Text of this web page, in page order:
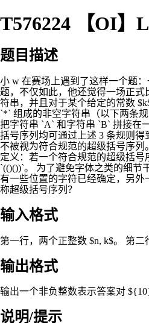
T576224 【OI】
题目描述
小 w 在赛场上遇到了这样一个题
题，不仅如此，他还觉得一场正式
符串，并且对于某个给定的常数
`*` 组成的非空字符串（以下两条
把字符串 `A` 和字符串 `B` 拼接在
括号序列均可通过上述 3 条规则
不被视为符合规范的超级括号序列
定义：若一个符合规范的超级括号
`(()())`。 为了避免字体之类的细
有一些位置的字符已经确定，另
称超级括号序列？
输入格式
第一行，两个正整数 $n, k$。 第二
输出格式
输出一个非负整数表示答案对
说明/提示